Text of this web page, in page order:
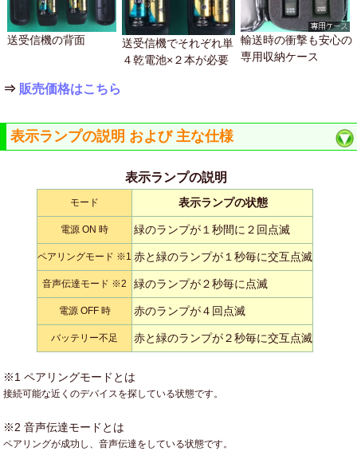
送受信機の背面
送受信機でそれぞれ単
４乾電池×２本が必要
輸送時の衝撃も安心の
専用収納ケース
⇒ 販売価格はこちら
表示ランプの説明 および 主な仕様
表示ランプの説明
モード 表示ランプの状態
電源 ON 時 緑のランプが１秒間に２回点滅
ペアリングモード ※1 赤と緑のランプが１秒毎に交互点滅
音声伝達モード ※2 緑のランプが２秒毎に点滅
電源 OFF 時 赤のランプが４回点滅
バッテリー不足 赤と緑のランプが２秒毎に交互点滅
※1 ペアリングモードとは
接続可能な近くのデバイスを探している状態です。
※2 音声伝達モードとは
ペアリングが成功し、音声伝達をしている状態です。